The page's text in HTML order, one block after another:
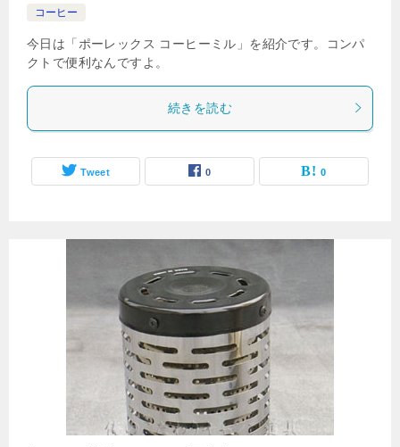
コーヒー
今日は「ポーレックス コーヒーミル」を紹介です。コンパ
クトで便利なんですよ。
続きを読む
Tweet 0 0